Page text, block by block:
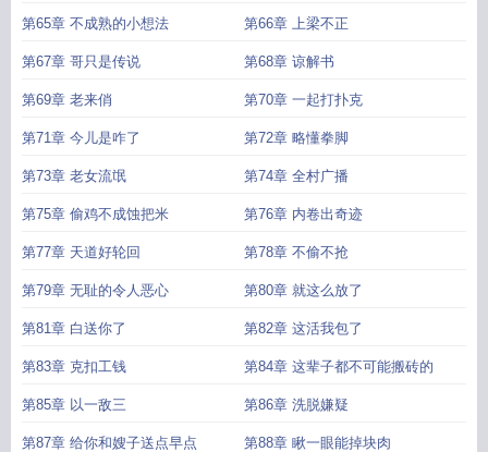
第65章 不成熟的小想法 第66章 上梁不正
第67章 哥只是传说 第68章 谅解书
第69章 老来俏 第70章 一起打扑克
第71章 今儿是咋了 第72章 略懂拳脚
第73章 老女流氓 第74章 全村广播
第75章 偷鸡不成蚀把米 第76章 内卷出奇迹
第77章 天道好轮回 第78章 不偷不抢
第79章 无耻的令人恶心 第80章 就这么放了
第81章 白送你了 第82章 这活我包了
第83章 克扣工钱 第84章 这辈子都不可能搬砖的
第85章 以一敌三 第86章 洗脱嫌疑
第87章 给你和嫂子送点早点 第88章 瞅一眼能掉块肉